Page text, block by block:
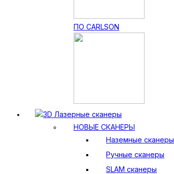
ПО CARLSON
3D Лазерные сканеры
НОВЫЕ СКАНЕРЫ
Наземные сканеры
Ручные сканеры
SLAM сканеры